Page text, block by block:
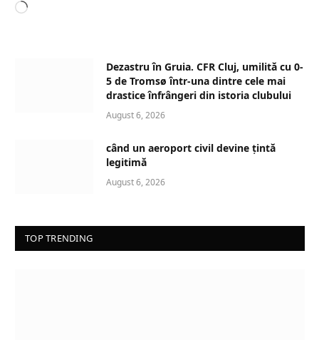
L
Dezastru în Gruia. CFR Cluj, umilită cu 0-
5 de Tromsø într-una dintre cele mai
drastice înfrângeri din istoria clubului
August 6, 2026
când un aeroport civil devine țintă
legitimă
August 6, 2026
TOP TRENDING